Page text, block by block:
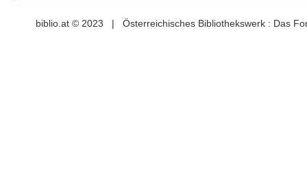
biblio.at © 2023 | Österreichisches Bibliothekswerk : Das